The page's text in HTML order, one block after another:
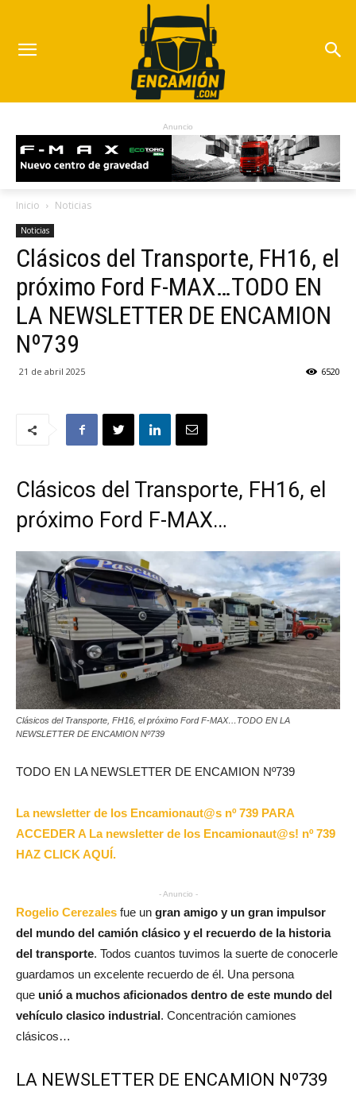
Anuncio
Inicio Noticias
Noticias
Clásicos del Transporte, FH16, el
próximo Ford F-MAX…TODO EN
LA NEWSLETTER DE ENCAMION
Nº739
21 de abril 2025 6520
Clásicos del Transporte, FH16, el
próximo Ford F-MAX…
Clásicos del Transporte, FH16, el próximo Ford F-MAX…TODO EN LA
NEWSLETTER DE ENCAMION Nº739
TODO EN LA NEWSLETTER DE ENCAMION Nº739
La newsletter de los Encamionaut@s nº 739 PARA
ACCEDER A La newsletter de los Encamionaut@s! nº 739
HAZ CLICK AQUÍ.
- Anuncio -
Rogelio Cerezales fue un gran amigo y un gran impulsor
del mundo del camión clásico y el recuerdo de la historia
del transporte. Todos cuantos tuvimos la suerte de conocerle
guardamos un excelente recuerdo de él. Una persona
que unió a muchos aficionados dentro de este mundo del
vehículo clasico industrial. Concentración camiones
clásicos…
LA NEWSLETTER DE ENCAMION Nº739